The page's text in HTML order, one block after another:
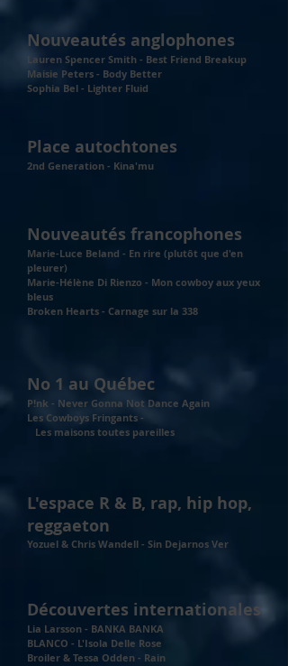
Nouveautés anglophones
Lauren Spencer Smith - Best Friend Breakup
Maisie Peters - Body Better
Sophia Bel - Lighter Fluid
Place autochtones
2nd Generation - Kina'mu
Nouveautés francophones
Marie-Luce Beland - En rire (plutôt que d'en
pleurer)
Marie-Hélène Di Rienzo - Mon cowboy aux yeux
bleus
Broken Hearts - Carnage sur la 338
No 1 au Québec
P!nk - Never Gonna Not Dance Again
Les Cowboys Fringants -
Les maisons toutes pareilles
L'espace R & B, rap, hip hop,
reggaeton
Yozuel & Chris Wandell - Sin Dejarnos Ver
Découvertes internationales
Lia Larsson - BANKA BANKA
BLANCO - L'Isola Delle Rose
Broiler & Tessa Odden - Rain